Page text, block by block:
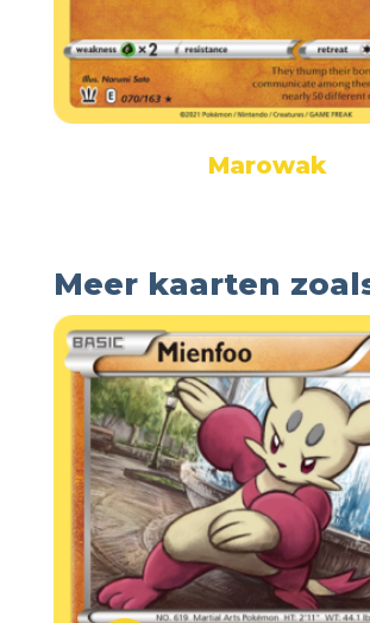
Marowak
Meer kaarten